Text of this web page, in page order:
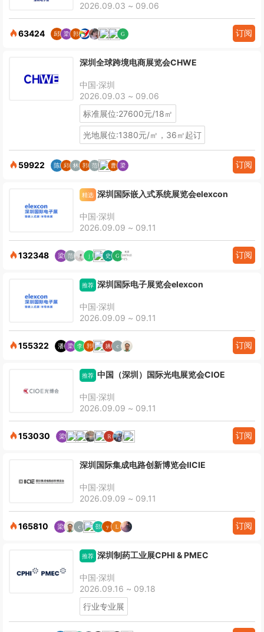
2026.09.03 ~ 09.06
63424 订阅
深圳全球跨境电商展览会CHWE
中国·深圳
2026.09.03 ~ 09.06
标准展位:27600元/18㎡
光地展位:1380元/㎡，36㎡起订
59922 订阅
精选 深圳国际嵌入式系统展览会elexcon
中国·深圳
2026.09.09 ~ 09.11
132348 订阅
推荐 深圳国际电子展览会elexcon
中国·深圳
2026.09.09 ~ 09.11
155322 订阅
推荐 中国（深圳）国际光电展览会CIOE
中国·深圳
2026.09.09 ~ 09.11
153030 订阅
深圳国际集成电路创新博览会IICIE
中国·深圳
2026.09.09 ~ 09.11
165810 订阅
推荐 深圳制药工业展CPHI & PMEC
中国·深圳
2026.09.16 ~ 09.18
行业专业展